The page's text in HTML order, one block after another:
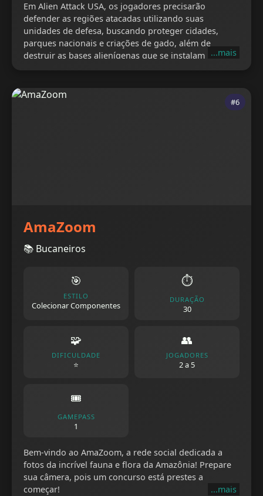
Em Alien Attack USA, os jogadores precisarão
defender as regiões atacadas utilizando suas
unidades de defesa, buscando proteger cidades,
parques nacionais e criações de gado, além de
destruir as bases alienígenas que se instalam nos...mais
#6
AmaZoom
📚 Bucaneiros
🎯
ESTILO
Colecionar Componentes
⏱️
DURAÇÃO
30
🧩
DIFICULDADE
⭐
👥
JOGADORES
2 a 5
🎟️
GAMEPASS
1
Bem-vindo ao AmaZoom, a rede social dedicada a
fotos da incrível fauna e flora da Amazônia! Prepare
sua câmera, pois um concurso está prestes a
começar!
...mais